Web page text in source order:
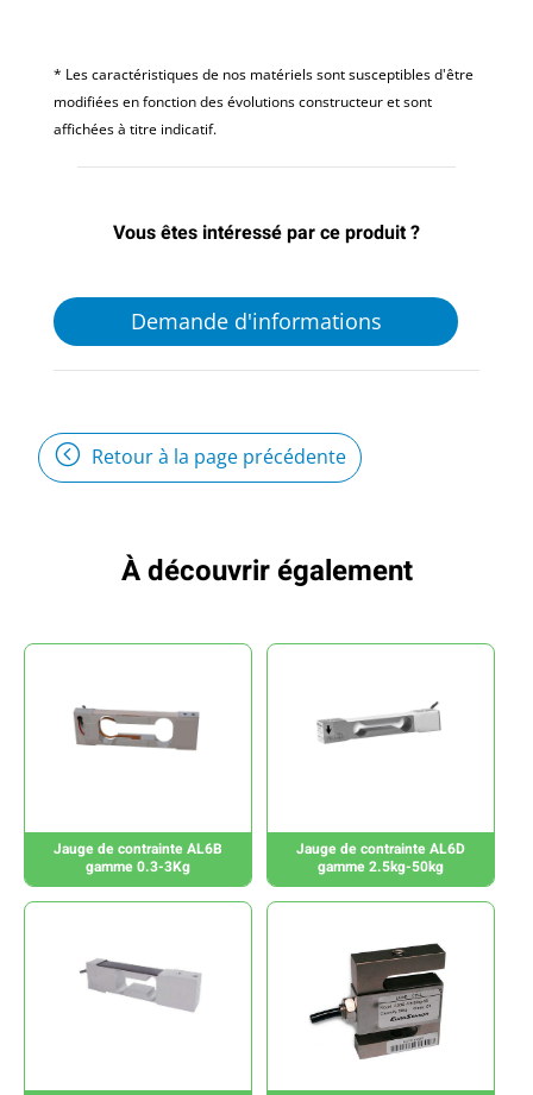
* Les caractéristiques de nos matériels sont susceptibles d'être
modifiées en fonction des évolutions constructeur et sont
affichées à titre indicatif.
Vous êtes intéressé par ce produit ?
Demande d'informations
Retour à la page précédente
À découvrir également
Jauge de contrainte AL6B
gamme 0.3-3Kg
Jauge de contrainte AL6D
gamme 2.5kg-50kg